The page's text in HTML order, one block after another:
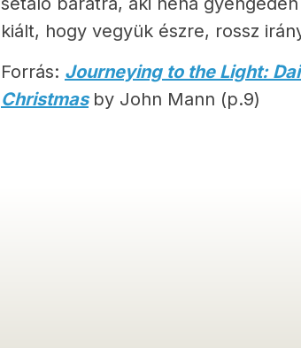
kiált, hogy vegyük észre, rossz
Forrás: Journeying to the Light:
Christmas by John Mann (p.9)